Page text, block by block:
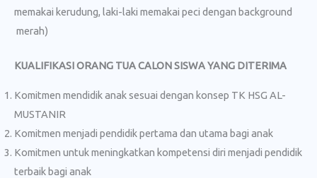
memakai kerudung, laki-laki memakai peci dengan background
merah)
KUALIFIKASI ORANG TUA CALON SISWA YANG DITERIMA
Komitmen mendidik anak sesuai dengan konsep TK HSG AL-
MUSTANIR
Komitmen menjadi pendidik pertama dan utama bagi anak
Komitmen untuk meningkatkan kompetensi diri menjadi pendidik
terbaik bagi anak